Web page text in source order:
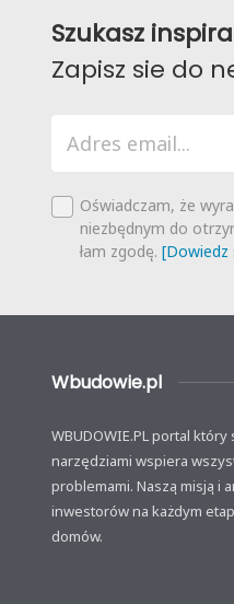
Szukasz
Zapisz sie do
Oświadczam, że
niezbędnym do
łam zgodę. [Dowiedz
Wbudowie.pl
WBUDOWIE.PL portal
narzędziami wspiera
problemami. Naszą misją i
inwestorów na każdym
domów.